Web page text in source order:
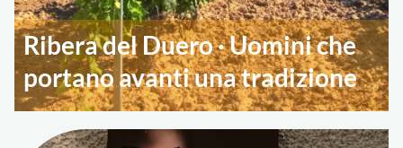
Ribera del Duero · Uomini che
portano avanti una tradizione